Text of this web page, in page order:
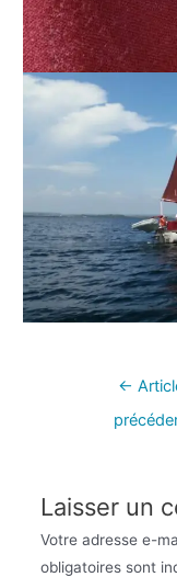
←
Laisser un
Votre adresse e-
obligatoires sont